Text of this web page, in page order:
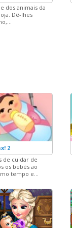
dos animais da
Dê-lhes
2
de cuidar de
os bebés ao
tempo e...